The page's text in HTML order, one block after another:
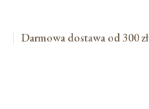
Darmowa dostawa od 300 zł